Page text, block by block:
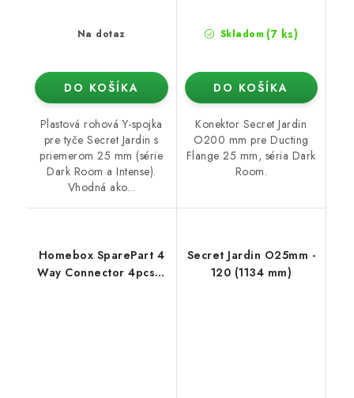
Na dotaz
DO KOŠÍKA
Plastová rohová Y-spojka
pre tyče Secret Jardin s
priemerom 25 mm (série
Dark Room a Intense).
Vhodná ako...
Skladom (7 ks)
DO KOŠÍKA
Konektor Secret Jardin
O200 mm pre Ducting
Flange 25 mm, séria Dark
Room.
Homebox SparePart 4
Way Connector 4pcs /
Secret Jardin O25mm -
120 (1134 mm)